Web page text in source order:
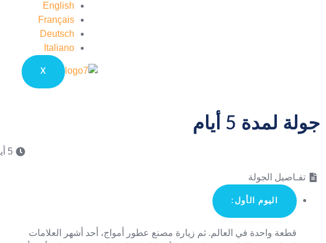
English
Français
Deutsch
Italiano
X
جولة لمدة 5 أيام
5 أيام / 4 ليالي
تفـاصيل الجولة
اليوم الأول:
قطعة واحدة في العالم. ثم زيارة مصنع عطور أمواج، أحد أشهر العلامات